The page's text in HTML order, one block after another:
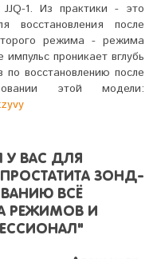
1. Из практики - это
после
режима - режима
проникает вглубь
восстановлению после
этой модели:
У ВАС ДЛЯ
ЗОНД-
ВСЁ
РЕЖИМОВ И